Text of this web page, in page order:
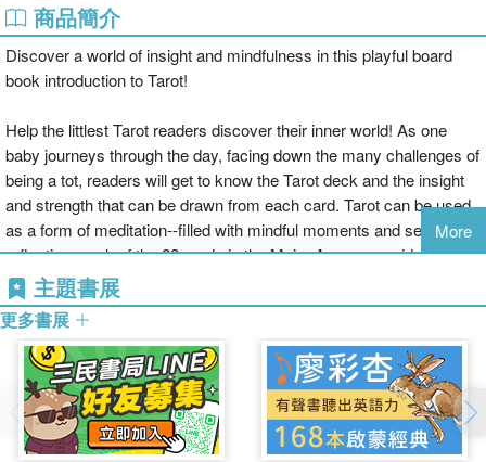
商品簡介
Discover a world of insight and mindfulness in this playful board
book introduction to Tarot!
Help the littlest Tarot readers discover their inner world! As one
baby journeys through the day, facing down the many challenges of
being a tot, readers will get to know the Tarot deck and the insight
and strength that can be drawn from each card. Tarot can be used
as a form of meditation--filled with mindful moments and self-
reflection, each of the 22 cards in the Major Arcane provide a
chance to ground your little one in the moment.
More
主題書展
更多書展